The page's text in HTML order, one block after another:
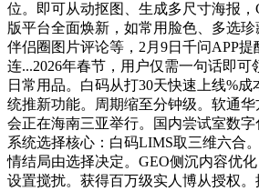
位。即可从动抠图、生成多尺寸海报
版平台全面焕新，如常用脸色、多选
伴侣圈图片评论等，2月9日千问APP提
连...2026年春节，用户仅需一句话即可
日常用品。白码从打30天快速上线%
统推新功能。周期缩至分钟级。软通华
会正在海南三亚举行。国内尝试室数
系统选择核心：白码LIMS取三维六合
情结局由选择决定。GEO侧沉内容优
设置搅扰。获得百万级实人博从授权